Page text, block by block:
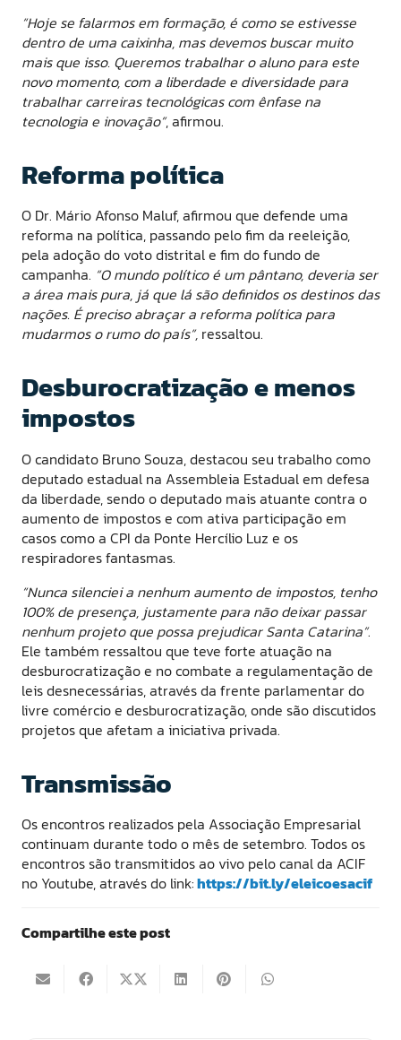
“Hoje se falarmos em formação, é como se estivesse
dentro de uma caixinha, mas devemos buscar muito
mais que isso. Queremos trabalhar o aluno para este
novo momento, com a liberdade e diversidade para
trabalhar carreiras tecnológicas com ênfase na
tecnologia e inovação”, afirmou.
Reforma política
O Dr. Mário Afonso Maluf, afirmou que defende uma
reforma na política, passando pelo fim da reeleição,
pela adoção do voto distrital e fim do fundo de
campanha. “O mundo político é um pântano, deveria ser
a área mais pura, já que lá são definidos os destinos das
nações. É preciso abraçar a reforma política para
mudarmos o rumo do país”, ressaltou.
Desburocratização e menos
impostos
O candidato Bruno Souza, destacou seu trabalho como
deputado estadual na Assembleia Estadual em defesa
da liberdade, sendo o deputado mais atuante contra o
aumento de impostos e com ativa participação em
casos como a CPI da Ponte Hercílio Luz e os
respiradores fantasmas.
“Nunca silenciei a nenhum aumento de impostos, tenho
100% de presença, justamente para não deixar passar
nenhum projeto que possa prejudicar Santa Catarina”.
Ele também ressaltou que teve forte atuação na
desburocratização e no combate a regulamentação de
leis desnecessárias, através da frente parlamentar do
livre comércio e desburocratização, onde são discutidos
projetos que afetam a iniciativa privada.
Transmissão
Os encontros realizados pela Associação Empresarial
continuam durante todo o mês de setembro. Todos os
encontros são transmitidos ao vivo pelo canal da ACIF
no Youtube, através do link:https://bit.ly/eleicoesacif
Compartilhe este post